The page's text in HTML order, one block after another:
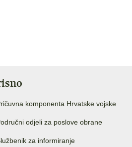
komponenta Hrvatske vojske
odjeli za poslove obrane
za informiranje